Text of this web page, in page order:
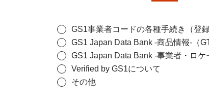
GS1事業者コードの各種手続き（登
GS1 Japan Data Bank -商品情報-（
GS1 Japan Data Bank -事業者・ロ
Verified by GS1について
その他